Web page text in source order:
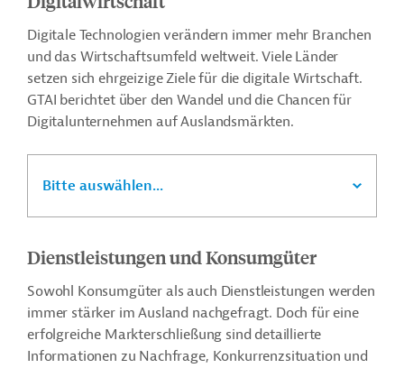
Digitale Technologien verändern immer mehr Branchen
und das Wirtschaftsumfeld weltweit. Viele Länder
setzen sich ehrgeizige Ziele für die digitale Wirtschaft.
GTAI berichtet über den Wandel und die Chancen für
Digitalunternehmen auf Auslandsmärkten.
Bitte auswählen...
Dienstleistungen und Konsumgüter
Sowohl Konsumgüter als auch Dienstleistungen werden
immer stärker im Ausland nachgefragt. Doch für eine
erfolgreiche Markterschließung sind detaillierte
Informationen zu Nachfrage, Konkurrenzsituation und